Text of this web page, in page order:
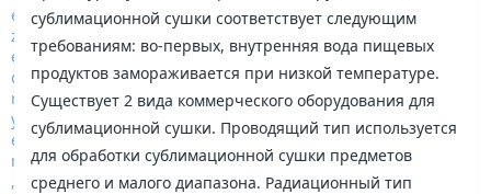
сублимационной сушки соответствует следующим
требованиям: во-первых, внутренняя вода пищевых
продуктов замораживается при низкой температуре.
Существует 2 вида коммерческого оборудования для
сублимационной сушки. Проводящий тип используется
для обработки сублимационной сушки предметов
среднего и малого диапазона. Радиационный тип